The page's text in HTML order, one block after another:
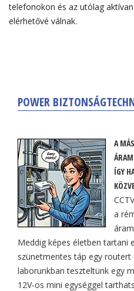
telefonokon és az utólag
elérhetővé válnak.
POWER
A
ÍGY
a
Meddig képes életben tartani
szünetmentes táp egy routert
laborunkban teszteltünk egy
12V-os mini egységgel